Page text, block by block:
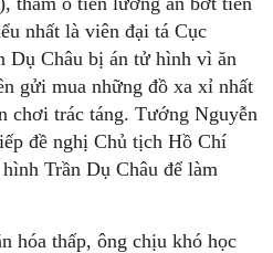
nhất là viên đại tá Cục
Dụ Châu bị án tử hình vì ăn
gửi mua những đồ xa xỉ nhất
chơi trác táng. Tướng Nguyễn
đề nghị Chủ tịch Hồ Chí
Trần Dụ Châu để làm
hóa thấp, ông chịu khó học